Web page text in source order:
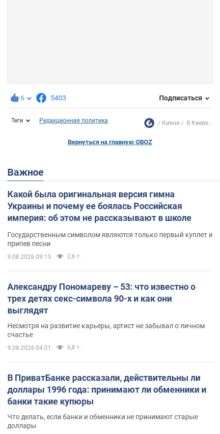
6 5403 Подписаться
Теги Редакционная политика Кияни В Киеве...
Вернуться на главную OBOZ
Важное
Какой была оригинальная версия гимна
Украины и почему ее боялась Российская
империя: об этом не рассказывают в школе
Государственным символом являются только первый куплет и
припев песни
9.08.2026 09:15 2,6 т.
Александру Пономареву – 53: что известно о
трех детях секс-символа 90-х и как они
выглядят
Несмотря на развитие карьеры, артист не забывал о личном
счастье
9.08.2026 04:01 6,8 т.
В ПриватБанке рассказали, действительны ли
доллары 1996 года: принимают ли обменники и
банки такие купюры
Что делать, если банки и обменники не принимают старые
доллары